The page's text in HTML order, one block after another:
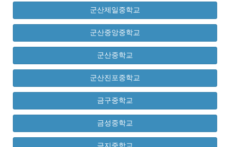
군산제일중학교
군산중앙중학교
군산중학교
군산진포중학교
금구중학교
금성중학교